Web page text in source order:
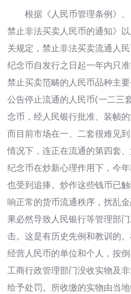
根据《人民币管理条例》、
禁止非法买卖人民币的通知》
关规定，禁止非法买卖流通人
纪念币自发行之日起一年内只
禁止买卖范畴的人民币品种主
公告停止流通的人民币(一二三
念币，经人民银行批准、装帧的
而目前市场在一、二套很难见
情况下，连正在流通的第四套
纪念币在炒新心理作用下，今
也受到追捧。炒作这些钱币已
响正常的货币流通秩序，扰乱
果必然导致人民银行等管理部
击。这是有历史先例和教训的
经营人民币的单位和个人，按
工商行政管理部门没收实物及
给予处罚。所收缴的实物由当